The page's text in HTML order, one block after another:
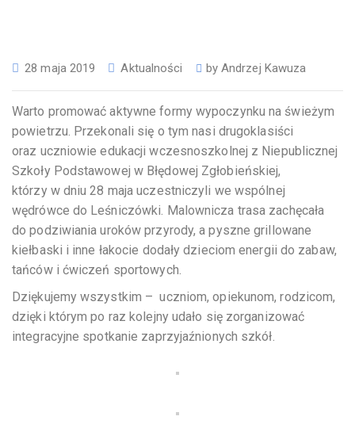
28 maja 2019 Aktualności by Andrzej Kawuza
Warto promować aktywne formy wypoczynku na świeżym
powietrzu. Przekonali się o tym nasi drugoklasiści
oraz uczniowie edukacji wczesnoszkolnej z Niepublicznej
Szkoły Podstawowej w Błędowej Zgłobieńskiej,
którzy w dniu 28 maja uczestniczyli we wspólnej
wędrówce do Leśniczówki. Malownicza trasa zachęcała
do podziwiania uroków przyrody, a pyszne grillowane
kiełbaski i inne łakocie dodały dzieciom energii do zabaw,
tańców i ćwiczeń sportowych.
Dziękujemy wszystkim – uczniom, opiekunom, rodzicom,
dzięki którym po raz kolejny udało się zorganizować
integracyjne spotkanie zaprzyjaźnionych szkół.